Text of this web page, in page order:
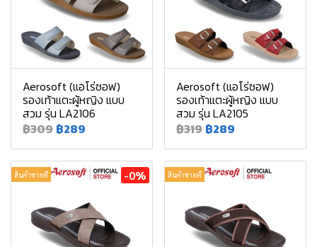
Aerosoft (แอโร่ซอฟ)
รองเท้าแตะผู้หญิง แบบ
สวม รุ่น LA2106
฿309 ฿289
Aerosoft (แอโร่ซอฟ)
รองเท้าแตะผู้หญิง แบบ
สวม รุ่น LA2105
฿319 ฿289
สินค้าขายดี -0% สินค้าขายดี